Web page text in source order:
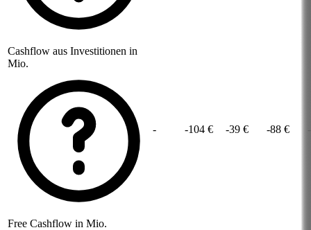
Cashflow aus Investitionen in
Mio.
- -104 € -39 € -88 €
Free Cashflow in Mio.